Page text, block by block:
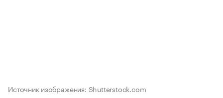
Источник изображения: Shutterstock.com